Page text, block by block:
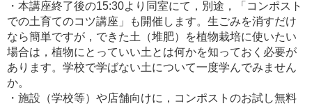
・本講座終了後の15:30より同室にて，別途，「コンポスト
での土育てのコツ講座」も開催します。生ごみを消すだけ
なら簡単ですが，できた土（堆肥）を植物栽培に使いたい
場合は，植物にとっていい土とは何かを知っておく必要が
あります。学校で学ばない土について一度学んでみません
か。
・施設（学校等）や店舗向けに，コンポストのお試し無料